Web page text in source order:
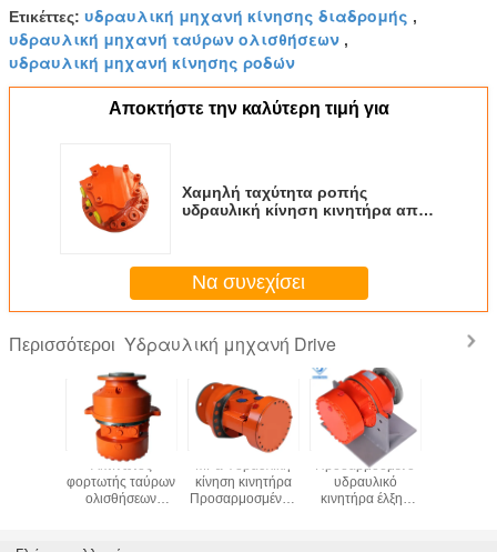
Ετικέττες: υδραυλική μηχανή κίνησης διαδρομής ,
υδραυλική μηχανή ταύρων ολισθήσεων ,
υδραυλική μηχανή κίνησης ροδών
Αποκτήστε την καλύτερη τιμή για
Χαμηλή ταχύτητα ροπής
υδραυλική κίνηση κινητήρα από
πετρελαίου
Να συνεχίσει
Περισσότεροι Υδραυλική μηχανή Drive
Ακτινωτός
φορτωτής ταύρων
ολισθήσεων
υδραυλικός
MPa Υδραυλική
κίνηση κινητήρα
Προσαρμοσμένος
Προσαρμοσμένο
υδραυλικό
κινητήρα έλξης